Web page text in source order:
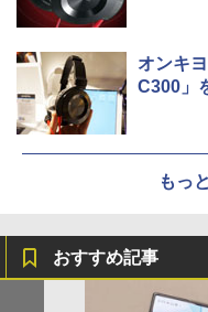
オンキ
C300」
もっ
おすすめ記事